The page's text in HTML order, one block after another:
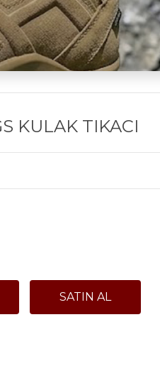
KULAK TIKACI